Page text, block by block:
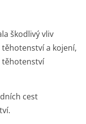
škodlivý vliv
a kojení,
těhotenství
cest